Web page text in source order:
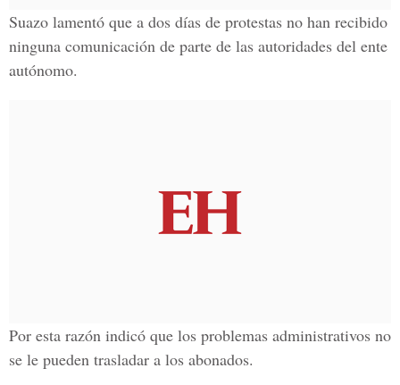
Suazo lamentó que a dos días de protestas no han recibido
ninguna comunicación de parte de las autoridades del ente
autónomo.
Por esta razón indicó que los problemas administrativos no
se le pueden trasladar a los abonados.